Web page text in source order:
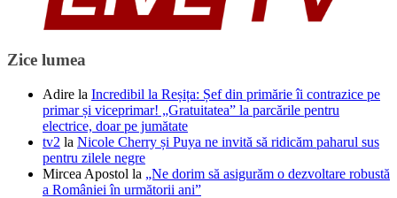
Zice lumea
Adire la Incredibil la Reșița: Șef din primărie îi contrazice pe
primar și viceprimar! „Gratuitatea” la parcările pentru
electrice, doar pe jumătate
tv2 la Nicole Cherry și Puya ne invită să ridicăm paharul sus
pentru zilele negre
Mircea Apostol la „Ne dorim să asigurăm o dezvoltare robustă
a României în următorii ani”